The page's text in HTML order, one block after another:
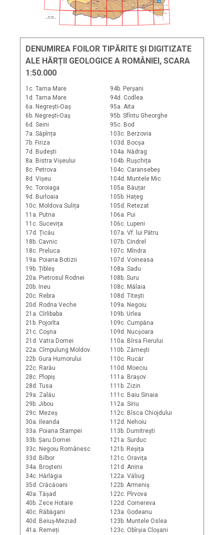
50 KM
DOBROGEA
DE SUD
P L A T F O R M A
M O E
C
S I
Ă
Bailesti
168d
DENUMIREA FOILOR TIPĂRITE ȘI DIGITIZATE
ALE HĂRȚII GEOLOGICE A ROMÂNIEI, SCARA
1:50.000
1c. Tarna Mare
1d. Tarna Mare
6a. Negrești-Oaș
6b. Negrești-Oaș
6d. Seini
7a. Săpînța
7b. Firiza
7d. Budești
8a. Bistra Vișeului
8c. Petrova
8d. Vișeu
9c. Toroiaga
9d. Burloaia
10c. Moldova Sulița
11a. Putna
11c. Sucevița
17d. Țicău
18b. Cavnic
18c. Preluca
19a. Poiana Botizii
19b. Țibleș
20a. Pietrosul Rodnei
20b. Ineu
20c. Rebra
20d. Rodna Veche
21a. Cîrlibaba
21b. Pojorîta
21c. Coșna
21d. Vatra Dornei
22a. Cîmpulung Moldov.
22b. Gura Humorului
22c. Rarău
28c. Plopiș
28d. Tusa
29a. Zalău
29b. Jibou
29c. Mezeș
30a. Ileanda
33a. Poiana Stampei
33b. Șaru Dornei
33c. Negoiu Românesc
33d. Bilbor
34a. Broșteni
34c. Hărlăgia
35d. Crăcăoani
40a. Tășad
40b. Zece Hotare
40c. Răbăgani
40d. Beiuș-Meziad
41a. Remeți
94b. Perșani
94d. Codlea
95a. Aita
95b. Sfîntu Gheorghe
95c. Bod
103c. Berzovia
103d. Bocșa
104a. Nădrag
104b. Rușchița
104c. Caransebeș
104d. Muntele Mic
105a. Băuțar
105b. Hațeg
105d. Retezat
106a. Pui
106c. Lupeni
107a. Vf. lui Pătru
107b. Cindrel
107c. Mîndra
107d. Voineasa
108a. Sadu
108b. Suru
108c. Mălaia
108d. Titești
109a. Negoiu
109b. Urlea
109c. Cumpăna
109d. Nucșoara
110a. Bîrsa Fierului
110b. Zărnești
110c. Rucăr
110d. Moeciu
111a. Brașov
111b. Zizin
111c. Baiu Sinaia
112a. Siriu
112c. Bîsca Chiojdului
112d. Nehoiu
113b. Dumitrești
121a. Surduc
121b. Reșița
121c. Oravița
121d. Anina
122a. Văliug
122b. Armeniș
122c. Pîrvova
122d. Cornereva
123a. Godeanu
123b. Muntele Oslea
123c. Obîrșia Cloșani